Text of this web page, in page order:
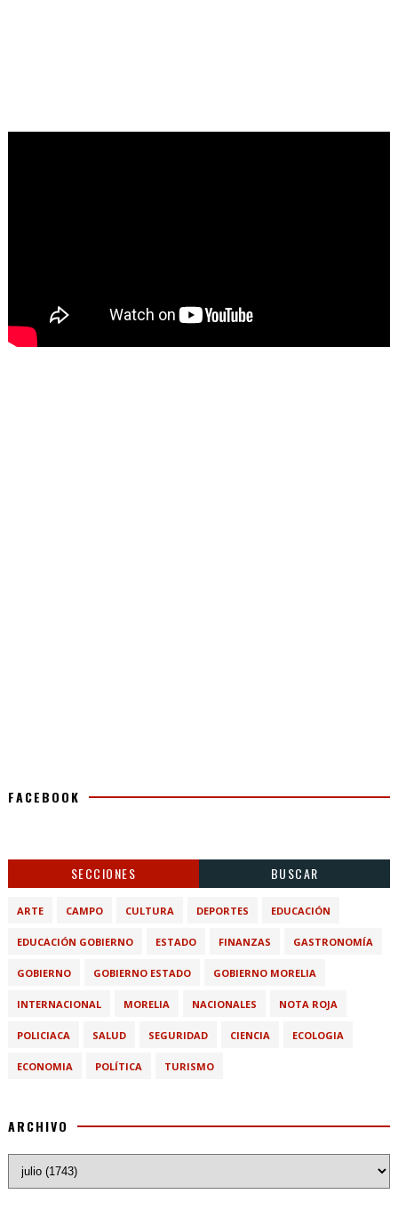
FACEBOOK
SECCIONES BUSCAR
ARTE CAMPO CULTURA DEPORTES EDUCACIÓN
EDUCACIÓN GOBIERNO ESTADO FINANZAS GASTRONOMÍA
GOBIERNO GOBIERNO ESTADO GOBIERNO MORELIA
INTERNACIONAL MORELIA NACIONALES NOTA ROJA
POLICIACA SALUD SEGURIDAD CIENCIA ECOLOGIA
ECONOMIA POLÍTICA TURISMO
ARCHIVO